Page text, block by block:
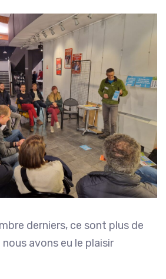
derniers, ce sont plus de
avons eu le plaisir